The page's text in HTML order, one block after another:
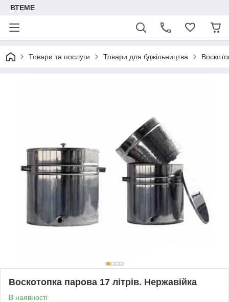
ВТЕМЕ
Товари та послуги Товари для бджільництва
Воскотопка парова 17 літрів. Нержавійка
В наявності